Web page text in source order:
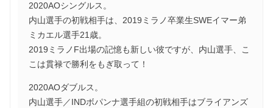
2020AOシングルス。
内山選手の初戦相手は、2019ミラノ卒業生SWEイマー弟
ミカエル選手21歳。
2019ミラノF出場の記憶も新しい彼ですが、内山選手、こ
こは貫禄で勝利をもぎ取って！
2020AOダブルス。
内山選手／INDボパンナ選手組の初戦相手はブライアンズ